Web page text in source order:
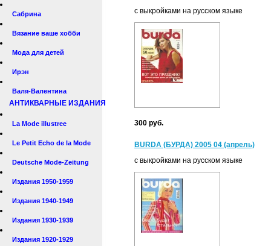
Сабрина
Вязание ваше хобби
Мода для детей
Ирэн
Валя-Валентина
АНТИКВАРНЫЕ ИЗДАНИЯ
La Mode illustree
Le Petit Echo de la Mode
Deutsche Mode-Zeitung
Издания 1950-1959
Издания 1940-1949
Издания 1930-1939
Издания 1920-1929
с выкройками на русском языке
300 руб.
BURDA (БУРДА) 2005 04 (апрель)
с выкройками на русском языке